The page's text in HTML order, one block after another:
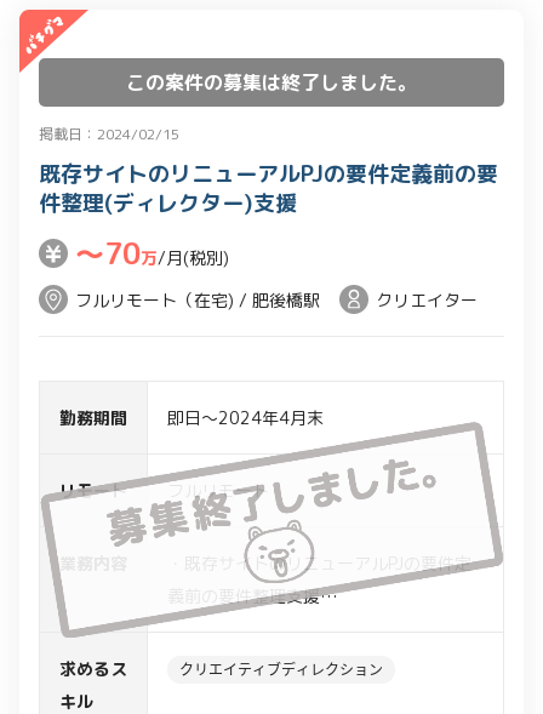
この案件の募集は終了しました。
掲載日：2024/02/15
既存サイトのリニューアルPJの要件定義前の要
件整理(ディレクター)支援
〜70万/月(税別)
フルリモート（在宅) / 肥後橋駅
クリエイター
勤務期間 即日～2024年4月末
リモート フルリモート
・既存サイトのリニューアルPJの要件定
義前の要件整理支援
・既存サイト規模は200ページ程度
・既存サイトに対し、調査、分析、画面
求めるス
キル
クリエイティブディレクション